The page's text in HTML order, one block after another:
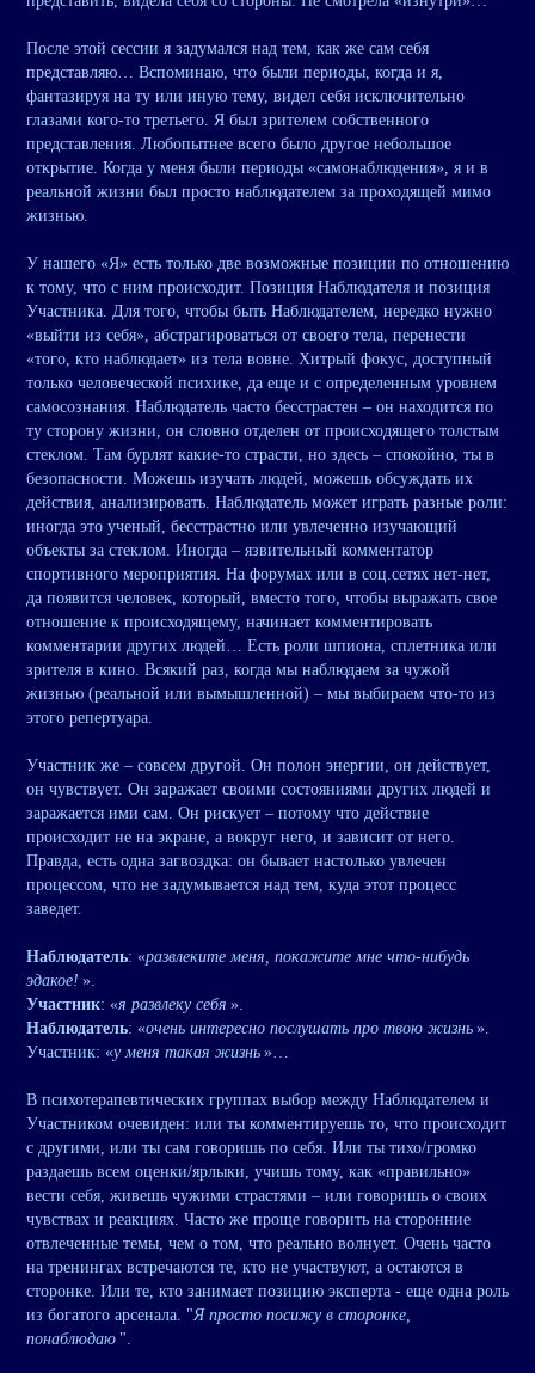
После этой сессии я задумался над тем, как же сам себя
представляю… Вспоминаю, что были периоды, когда и я,
фантазируя на ту или иную тему, видел себя исключительно
глазами кого-то третьего. Я был зрителем собственного
представления. Любопытнее всего было другое небольшое
открытие. Когда у меня были периоды «самонаблюдения», я и в
реальной жизни был просто наблюдателем за проходящей мимо
жизнью.
У нашего «Я» есть только две возможные позиции по отношению
к тому, что с ним происходит. Позиция Наблюдателя и позиция
Участника. Для того, чтобы быть Наблюдателем, нередко нужно
«выйти из себя», абстрагироваться от своего тела, перенести
«того, кто наблюдает» из тела вовне. Хитрый фокус, доступный
только человеческой психике, да еще и с определенным уровнем
самосознания. Наблюдатель часто бесстрастен – он находится по
ту сторону жизни, он словно отделен от происходящего толстым
стеклом. Там бурлят какие-то страсти, но здесь – спокойно, ты в
безопасности. Можешь изучать людей, можешь обсуждать их
действия, анализировать. Наблюдатель может играть разные роли:
иногда это ученый, бесстрастно или увлеченно изучающий
объекты за стеклом. Иногда – язвительный комментатор
спортивного мероприятия. На форумах или в соц.сетях нет-нет,
да появится человек, который, вместо того, чтобы выражать свое
отношение к происходящему, начинает комментировать
комментарии других людей… Есть роли шпиона, сплетника или
зрителя в кино. Всякий раз, когда мы наблюдаем за чужой
жизнью (реальной или вымышленной) – мы выбираем что-то из
этого репертуара.
Участник же – совсем другой. Он полон энергии, он действует,
он чувствует. Он заражает своими состояниями других людей и
заражается ими сам. Он рискует – потому что действие
происходит не на экране, а вокруг него, и зависит от него.
Правда, есть одна загвоздка: он бывает настолько увлечен
процессом, что не задумывается над тем, куда этот процесс
заведет.
Наблюдатель: «развлеките меня, покажите мне что-нибудь
эдакое! ».
Участник: «я развлеку себя ».
Наблюдатель: «очень интересно послушать про твою жизнь ».
Участник: «у меня такая жизнь »…
В психотерапевтических группах выбор между Наблюдателем и
Участником очевиден: или ты комментируешь то, что происходит
с другими, или ты сам говоришь по себя. Или ты тихо/громко
раздаешь всем оценки/ярлыки, учишь тому, как «правильно»
вести себя, живешь чужими страстями – или говоришь о своих
чувствах и реакциях. Часто же проще говорить на сторонние
отвлеченные темы, чем о том, что реально волнует. Очень часто
на тренингах встречаются те, кто не участвуют, а остаются в
сторонке. Или те, кто занимает позицию эксперта - еще одна роль
из богатого арсенала. "Я просто посижу в сторонке,
понаблюдаю ".